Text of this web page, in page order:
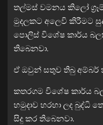
තල්මස් වමනය කිලෝ
මුදලකට අලෙවි කිරීමට
පොලිස් විශේෂ කාර්ය
තිබෙනවා.
ඒ ඔවුන් සතුව තිබු අම්බර්
කතරගම විශේෂ කාර්ය
හමුදාව හරහා ලද බුද්ධි
සිදු කර තිබෙනවා.